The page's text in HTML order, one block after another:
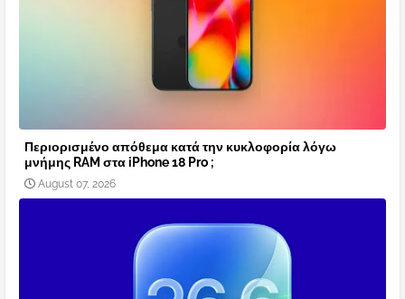
Περιορισμένο απόθεμα κατά την κυκλοφορία λόγω
μνήμης RAM στα iPhone 18 Pro ;
August 07, 2026